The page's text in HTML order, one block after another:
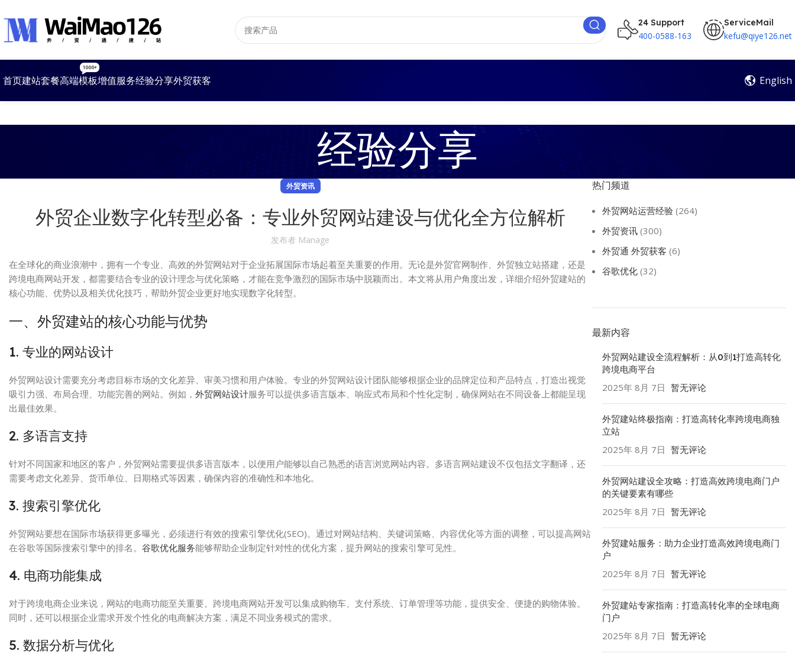
24 Support
400-0588-163
ServiceMail
kefu@qiye126.net
首页建站套餐高端模板
1000+
增值服务经验分享外贸获客 English
经验分享
外贸资讯
外贸企业数字化转型必备：专业外贸网站建设与优化全方位解析
发布者 Manage
在全球化的商业浪潮中，拥有一个专业、高效的外贸网站对于企业拓展国际市场起着至关重要的作用。无论是外贸官网制作、外贸独立站搭建，还是
跨境电商网站开发，都需要结合专业的设计理念与优化策略，才能在竞争激烈的国际市场中脱颖而出。本文将从用户角度出发，详细介绍外贸建站的
核心功能、优势以及相关优化技巧，帮助外贸企业更好地实现数字化转型。
一、外贸建站的核心功能与优势
1. 专业的网站设计
外贸网站设计需要充分考虑目标市场的文化差异、审美习惯和用户体验。专业的外贸网站设计团队能够根据企业的品牌定位和产品特点，打造出视觉
吸引力强、布局合理、功能完善的网站。例如， 外贸网站设计服务可以提供多语言版本、响应式布局和个性化定制，确保网站在不同设备上都能呈现
出最佳效果。
2. 多语言支持
针对不同国家和地区的客户，外贸网站需要提供多语言版本，以便用户能够以自己熟悉的语言浏览网站内容。多语言网站建设不仅包括文字翻译，还
需要考虑文化差异、货币单位、日期格式等因素，确保内容的准确性和本地化。
3. 搜索引擎优化
外贸网站要想在国际市场获得更多曝光，必须进行有效的搜索引擎优化(SEO)。通过对网站结构、关键词策略、内容优化等方面的调整，可以提高网站
在谷歌等国际搜索引擎中的排名。 谷歌优化服务能够帮助企业制定针对性的优化方案，提升网站的搜索引擎可见性。
4. 电商功能集成
对于跨境电商企业来说，网站的电商功能至关重要。跨境电商网站开发可以集成购物车、支付系统、订单管理等功能，提供安全、便捷的购物体验。
同时，还可以根据企业需求开发个性化的电商解决方案，满足不同业务模式的需求。
5. 数据分析与优化
热门频道
外贸网站运营经验(264)
外贸资讯(300)
外贸通 外贸获客 (6)
谷歌优化(32)
最新内容
外贸网站建设全流程解析：从0到1打造高转化
跨境电商平台
2025年 8月 7日 暂无评论
外贸建站终极指南：打造高转化率跨境电商独
立站
2025年 8月 7日 暂无评论
外贸网站建设全攻略：打造高效跨境电商门户
的关键要素有哪些
2025年 8月 7日 暂无评论
外贸建站服务：助力企业打造高效跨境电商门
户
2025年 8月 7日 暂无评论
外贸建站专家指南：打造高转化率的全球电商
门户
2025年 8月 7日 暂无评论